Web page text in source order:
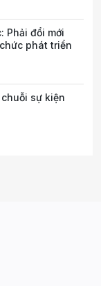
Phải đổi mới
phát triển
sự kiện